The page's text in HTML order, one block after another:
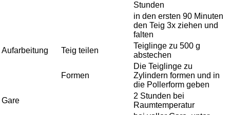
Stunden
in den ersten 90 Minuten
den Teig 3x ziehen und
falten
Aufarbeitung
Teig teilen
Teiglinge zu 500 g
abstechen
Formen
Die Teiglinge zu
Zylindern formen und in
die Pollerform geben
Gare
2 Stunden bei
Raumtemperatur